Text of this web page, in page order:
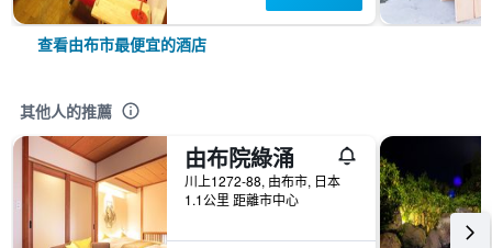
查看由布市最便宜的酒店
其他人的推薦
由布院綠涌
川上1272-88, 由布市, 日本
1.1公里 距離市中心